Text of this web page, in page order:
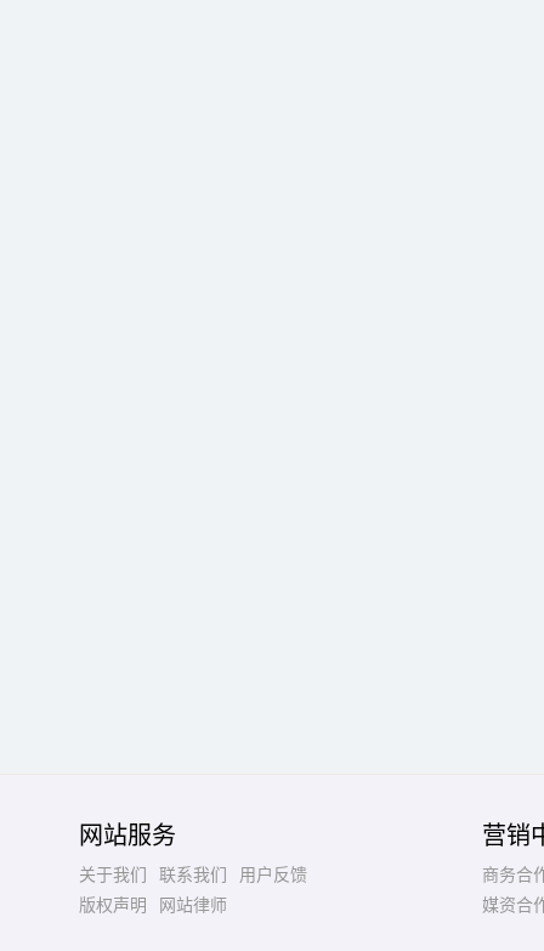
网站服务
关于我们 联系我们
用户反馈
版权声明
网站律师
营销
商务合
媒资合